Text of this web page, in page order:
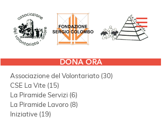
DONA ORA
Tutti i post(298)298 post
Associazione del Volontariato (30)
CSE La Vite (15)
La Piramide Servizi (6)
La Piramide Lavoro (8)
Iniziative (19)